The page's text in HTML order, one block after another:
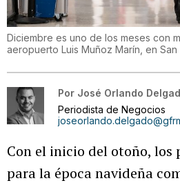
Diciembre es uno de los meses con
aeropuerto Luis Muñoz Marín, en San
Por José Orlando
Periodista de Negocios
Con el inicio del otoño, los
para la época navideña